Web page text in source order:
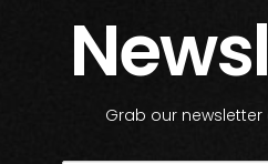
Grab our